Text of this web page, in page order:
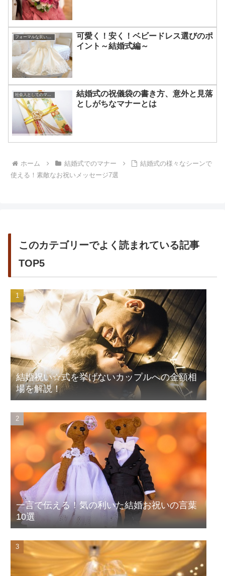
フォーマルな装いのアドバイス
可愛く！安く！ベビードレス選びのポ
イント～結婚式編～
社会人としてのマナー
結婚式の祝儀袋の書き方、意外と見落
としがちなマナーとは
ホーム 結婚式でのマナー
結婚式の様々なシーンで
使える！素敵なお祝いメッセージ7選
このカテゴリーでよく読まれている記事
TOP5
結婚祝い☆式を挙げないカップルへの金額相
場を解説！
一言で伝える！気の利いた結婚お祝いの言葉
10選